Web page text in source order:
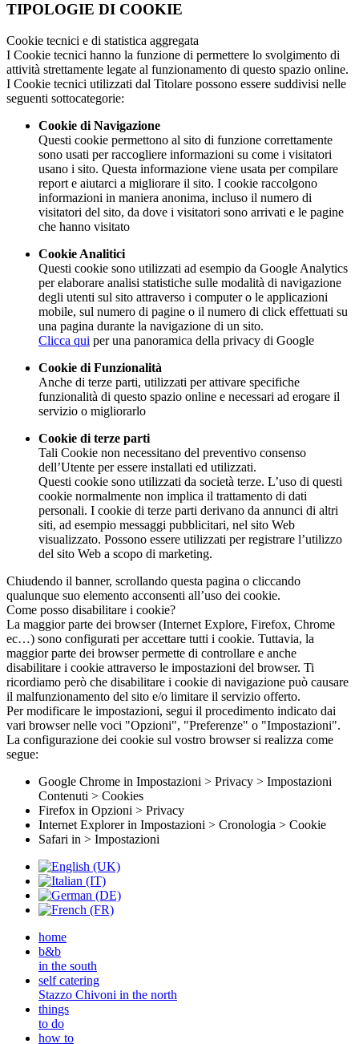
TIPOLOGIE DI COOKIE
Cookie tecnici e di statistica aggregata
I Cookie tecnici hanno la funzione di permettere lo svolgimento di
attività strettamente legate al funzionamento di questo spazio online.
I Cookie tecnici utilizzati dal Titolare possono essere suddivisi nelle
seguenti sottocategorie:
Cookie di Navigazione
Questi cookie permettono al sito di funzione correttamente
sono usati per raccogliere informazioni su come i visitatori
usano i sito. Questa informazione viene usata per compilare
report e aiutarci a migliorare il sito. I cookie raccolgono
informazioni in maniera anonima, incluso il numero di
visitatori del sito, da dove i visitatori sono arrivati e le pagine
che hanno visitato
Cookie Analitici
Questi cookie sono utilizzati ad esempio da Google Analytics
per elaborare analisi statistiche sulle modalità di navigazione
degli utenti sul sito attraverso i computer o le applicazioni
mobile, sul numero di pagine o il numero di click effettuati su
una pagina durante la navigazione di un sito.
Clicca qui per una panoramica della privacy di Google
Cookie di Funzionalità
Anche di terze parti, utilizzati per attivare specifiche
funzionalità di questo spazio online e necessari ad erogare il
servizio o migliorarlo
Cookie di terze parti
Tali Cookie non necessitano del preventivo consenso
dell’Utente per essere installati ed utilizzati.
Questi cookie sono utilizzati da società terze. L’uso di questi
cookie normalmente non implica il trattamento di dati
personali. I cookie di terze parti derivano da annunci di altri
siti, ad esempio messaggi pubblicitari, nel sito Web
visualizzato. Possono essere utilizzati per registrare l’utilizzo
del sito Web a scopo di marketing.
Chiudendo il banner, scrollando questa pagina o cliccando
qualunque suo elemento acconsenti all’uso dei cookie.
Come posso disabilitare i cookie?
La maggior parte dei browser (Internet Explore, Firefox, Chrome
ec…) sono configurati per accettare tutti i cookie. Tuttavia, la
maggior parte dei browser permette di controllare e anche
disabilitare i cookie attraverso le impostazioni del browser. Ti
ricordiamo però che disabilitare i cookie di navigazione può causare
il malfunzionamento del sito e/o limitare il servizio offerto.
Per modificare le impostazioni, segui il procedimento indicato dai
vari browser nelle voci "Opzioni", "Preferenze" o "Impostazioni".
La configurazione dei cookie sul vostro browser si realizza come
segue:
Google Chrome in Impostazioni > Privacy > Impostazioni
Contenuti > Cookies
Firefox in Opzioni > Privacy
Internet Explorer in Impostazioni > Cronologia > Cookie
Safari in > Impostazioni
home
b&b
in the south
self catering
Stazzo Chivoni in the north
things
to do
how to